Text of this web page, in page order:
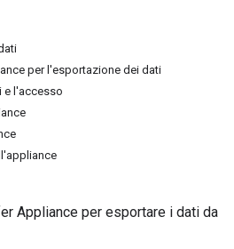
per l'esportazione dei dati
e l'accesso
Appliance per esportare i dati da